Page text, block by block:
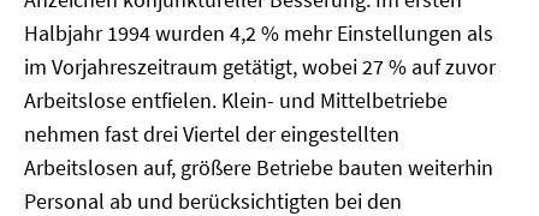
Halbjahr 1994 wurden 4,2 % mehr Einstellungen als
im Vorjahreszeitraum getätigt, wobei 27 % auf zuvor
Arbeitslose entfielen. Klein- und Mittelbetriebe
nehmen fast drei Viertel der eingestellten
Arbeitslosen auf, größere Betriebe bauten weiterhin
Personal ab und berücksichtigten bei den